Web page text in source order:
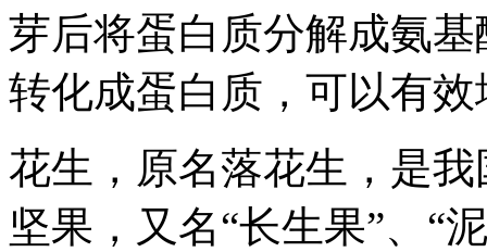
芽后将蛋白质分解成氨
转化成蛋白质，可以有
花生，原名落花生，是
坚果，又名“长生果”、“